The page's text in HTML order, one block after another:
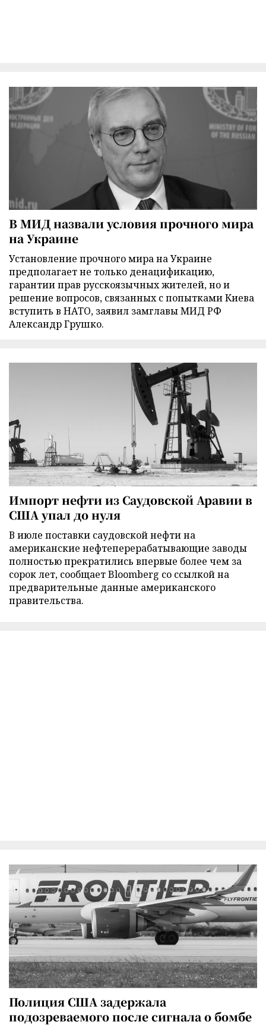
В МИД назвали условия прочного мира
на Украине
Установление прочного мира на Украине
предполагает не только денацификацию,
гарантии прав русскоязычных жителей, но и
решение вопросов, связанных с попытками Киева
вступить в НАТО, заявил замглавы МИД РФ
Александр Грушко.
Импорт нефти из Саудовской Аравии в
США упал до нуля
В июле поставки саудовской нефти на
американские нефтеперерабатывающие заводы
полностью прекратились впервые более чем за
сорок лет, сообщает Bloomberg со ссылкой на
предварительные данные американского
правительства.
Полиция США задержала
подозреваемого после сигнала о бомбе